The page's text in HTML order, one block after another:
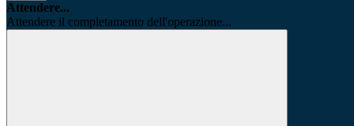
Attendere...
Attendere il completamento dell'operazione...